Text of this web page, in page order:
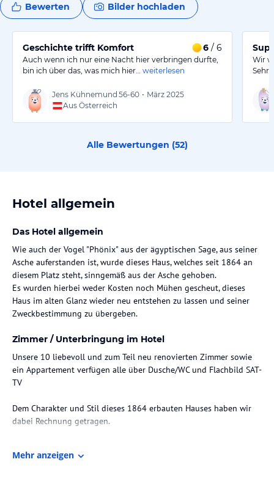
Bewerten Bilder hochladen
Geschichte trifft Komfort 6 / 6
Auch wenn ich nur eine Nacht hier verbringen durfte,
bin ich über das, was mich hier…
weiterlesen
Jens Kühnemund 56-60 • März 2025
Aus Österreich
Wir
Sehr
Alle Bewertungen (52)
Hotel allgemein
Das Hotel allgemein
Wie auch der Vogel "Phönix" aus der ägyptischen Sage, aus seiner
Asche auferstanden ist, wurde dieses Haus, welches seit 1864 an
diesem Platz steht, sinngemäß aus der Asche gehoben.
Es wurden hierbei weder Kosten noch Mühen gescheut, dieses
Haus im alten Glanz wieder neu entstehen zu lassen und seiner
Zweckbestimmung zu übergeben.
Zimmer / Unterbringung im Hotel
Unsere 10 liebevoll und zum Teil neu renovierten Zimmer sowie
ein Appartement verfügen alle über Dusche/WC und Flachbild SAT-
TV
Dem Charakter und Stil dieses 1864 erbauten Hauses haben wir
dabei Rechnung getragen.
Mehr anzeigen